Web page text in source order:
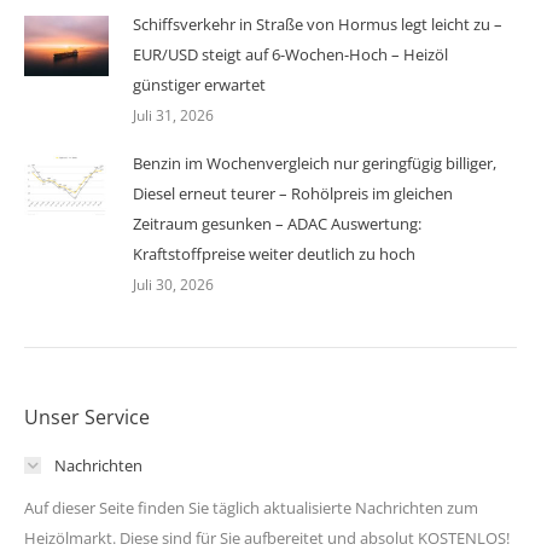
Schiffsverkehr in Straße von Hormus legt leicht zu –
EUR/USD steigt auf 6-Wochen-Hoch – Heizöl
günstiger erwartet
Juli 31, 2026
Benzin im Wochenvergleich nur geringfügig billiger,
Diesel erneut teurer – Rohölpreis im gleichen
Zeitraum gesunken – ADAC Auswertung:
Kraftstoffpreise weiter deutlich zu hoch
Juli 30, 2026
Unser Service
Nachrichten
Auf dieser Seite finden Sie täglich aktualisierte Nachrichten zum
Heizölmarkt. Diese sind für Sie aufbereitet und absolut KOSTENLOS!